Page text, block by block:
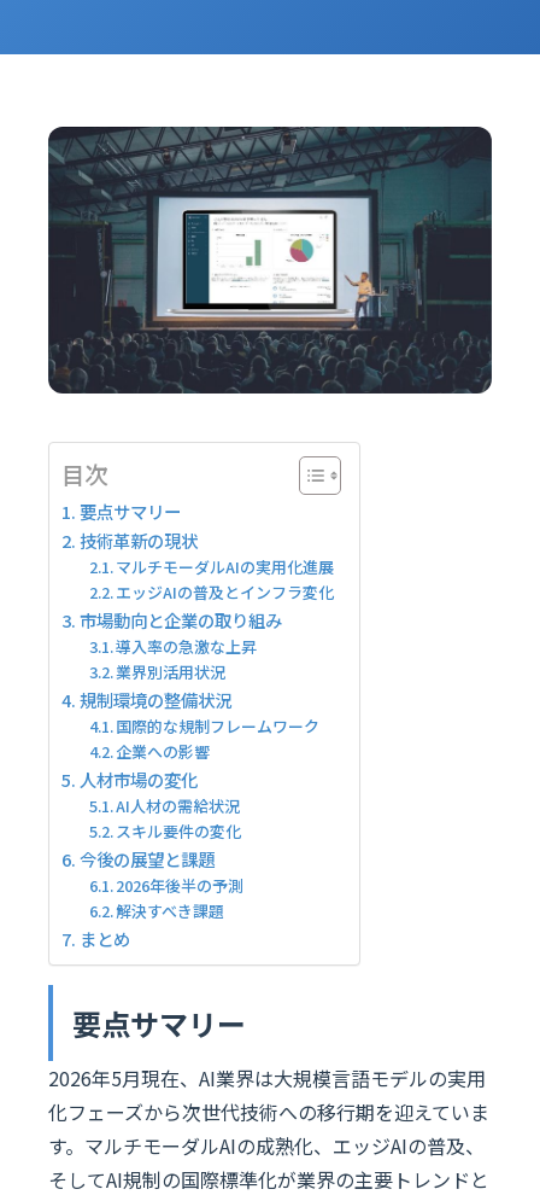
目次
要点サマリー
技術革新の現状
マルチモーダルAIの実用化進展
エッジAIの普及とインフラ変化
市場動向と企業の取り組み
導入率の急激な上昇
業界別活用状況
規制環境の整備状況
国際的な規制フレームワーク
企業への影響
人材市場の変化
AI人材の需給状況
スキル要件の変化
今後の展望と課題
2026年後半の予測
解決すべき課題
まとめ
要点サマリー
2026年5月現在、AI業界は大規模言語モデルの実用
化フェーズから次世代技術への移行期を迎えていま
す。マルチモーダルAIの成熟化、エッジAIの普及、
そしてAI規制の国際標準化が業界の主要トレンドと